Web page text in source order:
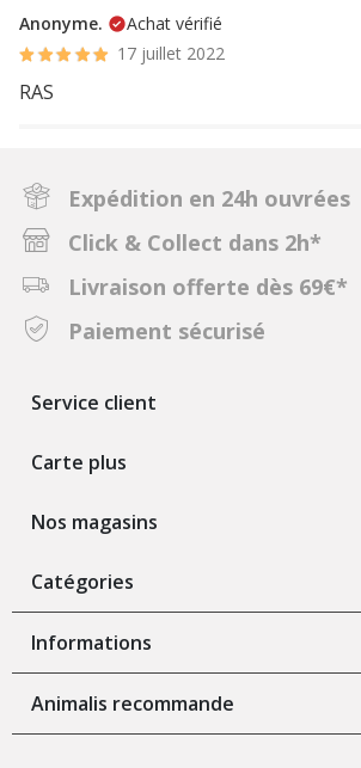
Anonyme.
Achat vérifié
17 juillet 2022
RAS
Expédition en 24h ouvrées
Click & Collect dans 2h*
Livraison offerte dès 69€*
Paiement sécurisé
Service client
Carte plus
Nos magasins
Catégories
Informations
Animalis recommande